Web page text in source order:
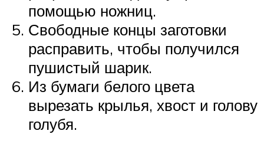
помощью ножниц.
Свободные концы заготовки
расправить, чтобы получился
пушистый шарик.
Из бумаги белого цвета
вырезать крылья, хвост и голову
голубя.